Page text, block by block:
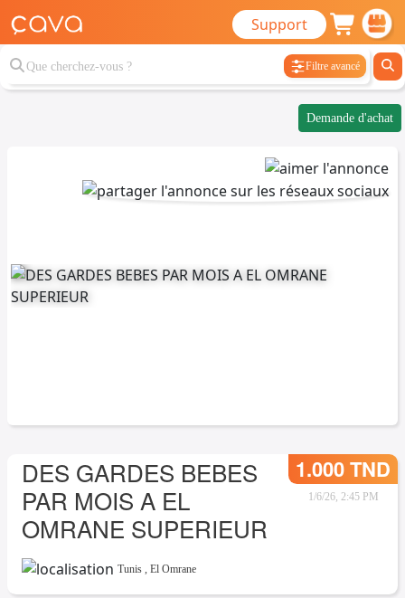
Support
Filtre avancé
Demande d'achat
DES GARDES BEBES
PAR MOIS A EL
OMRANE SUPERIEUR
1.000 TND
1/6/26, 2:45 PM
Tunis , El Omrane